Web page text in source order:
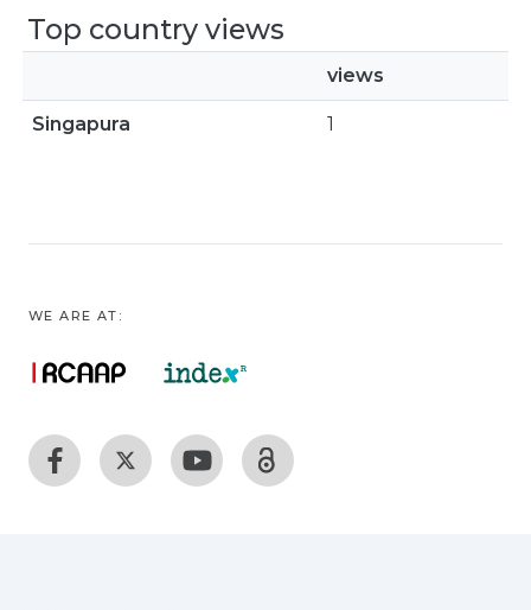
Top country views
views
Singapura 1
WE ARE AT: